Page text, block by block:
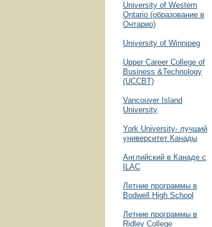
University of Western
Ontario (образование в
Онтарио)
University of Winnipeg
Upper Career College of
Business &Technology
(UCCBT)
Vancouver Island
University
York University- лучший
университет Канады
Английский в Канаде с
ILAC
Летние программы в
Bodwell High School
Летние программы в
Ridley College